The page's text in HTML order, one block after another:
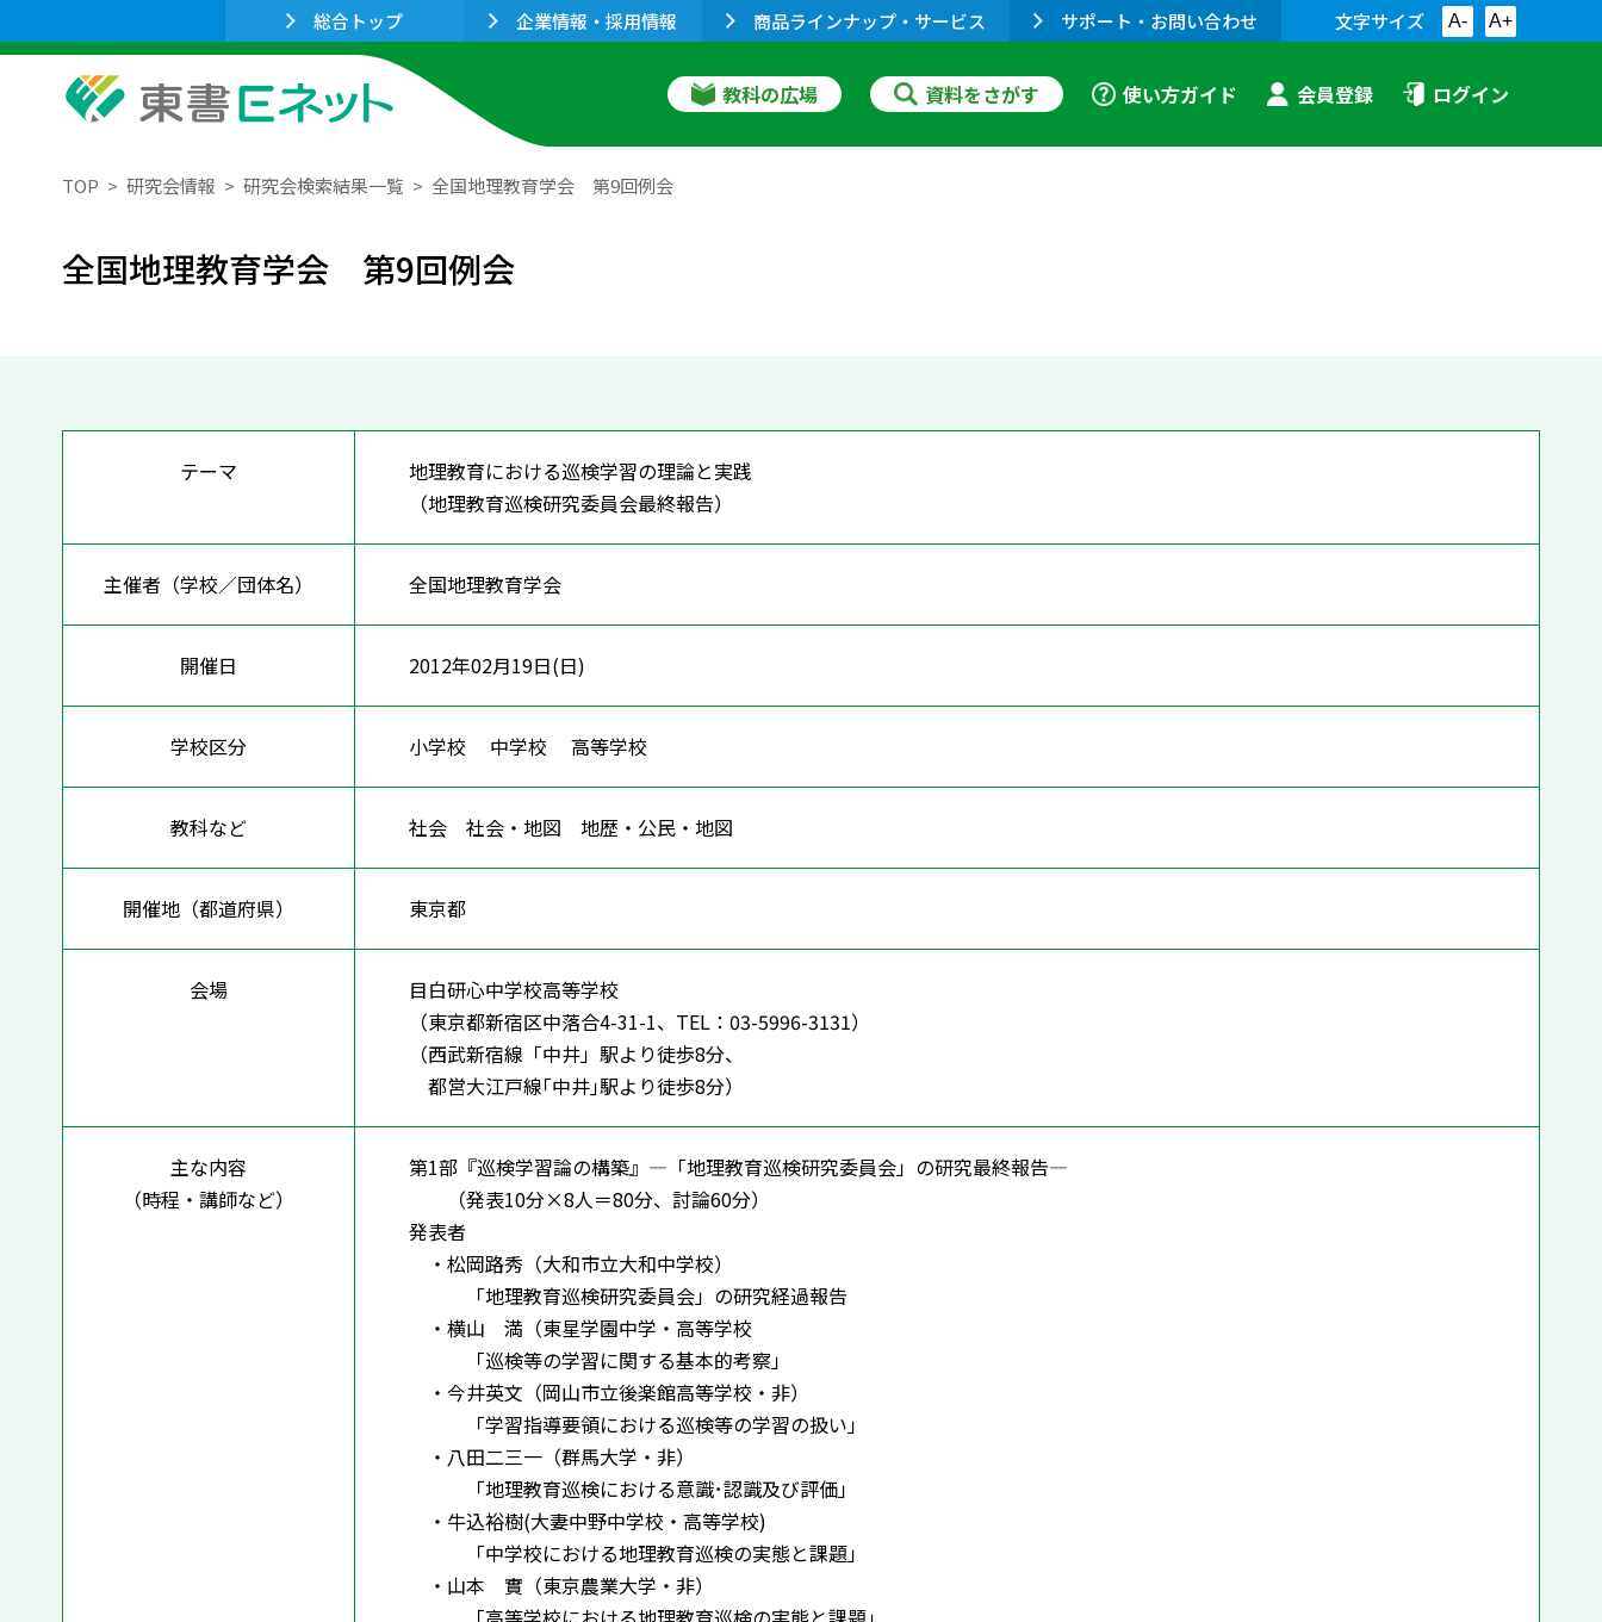
総合トップ 企業情報・採用情報 商品ラインナップ・サービス サポート・お問い合わせ 文字サイズ A- A+
教科の広場 資料をさがす 使い方ガイド 会員登録 ログイン
TOP 研究会情報 研究会検索結果一覧 全国地理教育学会 第9回例会
全国地理教育学会 第9回例会
テーマ
地理教育における巡検学習の理論と実践
（地理教育巡検研究委員会最終報告）
主催者（学校／団体名） 全国地理教育学会
開催日 2012年02月19日(日)
学校区分 小学校 中学校 高等学校
教科など 社会 社会・地図 地歴・公民・地図
開催地（都道府県） 東京都
会場
目白研心中学校高等学校
（東京都新宿区中落合4-31-1、TEL：03-5996-3131）
（西武新宿線「中井」駅より徒歩8分、
都営大江戸線｢中井｣駅より徒歩8分）
主な内容
（時程・講師など）
第1部『巡検学習論の構築』―「地理教育巡検研究委員会」の研究最終報告―
（発表10分×8人＝80分、討論60分）
発表者
・松岡路秀（大和市立大和中学校）
「地理教育巡検研究委員会」の研究経過報告
・横山 満（東星学園中学・高等学校
「巡検等の学習に関する基本的考察」
・今井英文（岡山市立後楽館高等学校・非）
「学習指導要領における巡検等の学習の扱い」
・八田二三一（群馬大学・非）
「地理教育巡検における意識･認識及び評価」
・牛込裕樹(大妻中野中学校・高等学校)
「中学校における地理教育巡検の実態と課題」
・山本 實（東京農業大学・非）